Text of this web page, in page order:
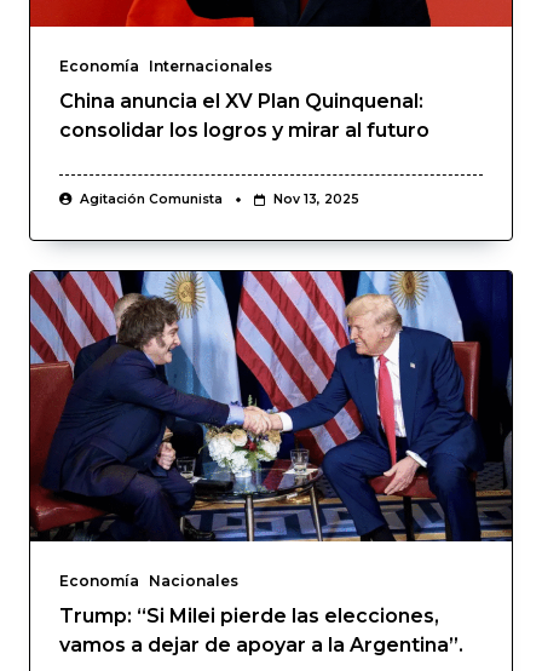
Economía Internacionales
China anuncia el XV Plan Quinquenal:
consolidar los logros y mirar al futuro
Agitación Comunista Nov 13, 2025
Economía Nacionales
Trump: “Si Milei pierde las elecciones,
vamos a dejar de apoyar a la Argentina”.